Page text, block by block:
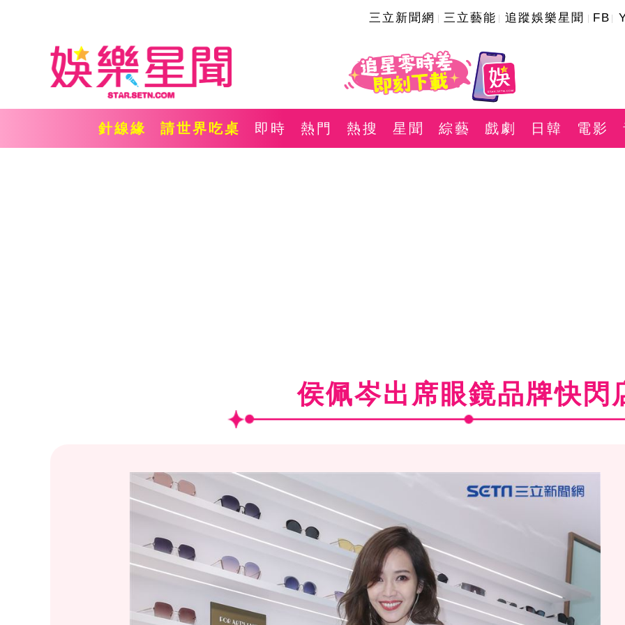
三立新聞網 三立藝能 追蹤娛樂星聞 FB
針線緣 請世界吃桌 即時 熱門 熱搜 星聞 綜藝 戲劇 日韓 電影
侯佩岑出席眼鏡品牌快閃